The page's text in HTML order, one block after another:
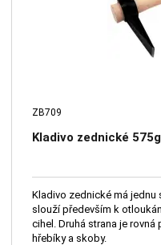
ZB709
Kladivo zednické 575g
Kladivo zednické má jednu
slouží především k
cihel. Druhá strana je
hřebíky a skoby.